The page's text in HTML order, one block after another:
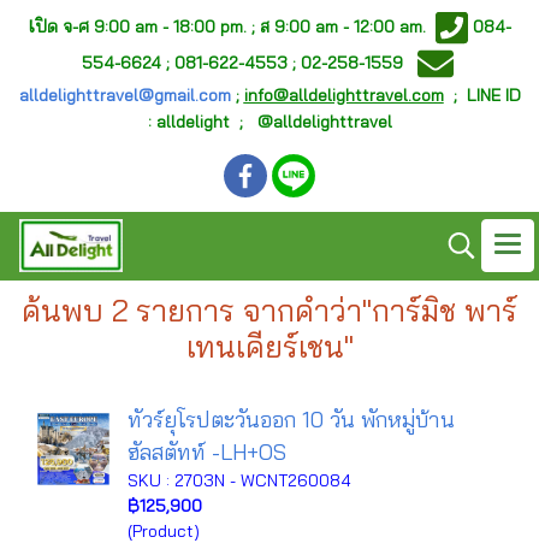
เปิด จ-ศ 9:00 am - 18:00 pm. ; ส 9:00 am - 12:00 am.
084-
554-6624 ; 081-622-4553 ; 02-258-1559
alldelighttravel@gmail.com; info@alldelighttravel.com; LINE ID
: alldelight ; @alldelighttravel
ค้นพบ 2 รายการ จากคำว่า"การ์มิช พาร์
เทนเคียร์เชน"
ทัวร์ยุโรปตะวันออก 10 วัน พักหมู่บ้าน
ฮัลสตัทท์ -LH+OS
SKU : 2703N - WCNT260084
฿125,900
(Product)